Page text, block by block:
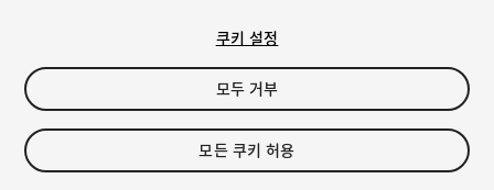
$4.99
세금/부가세는 결제 시 반영됩니다.
쿠키 설정
모두 거부
모든 쿠키 허용